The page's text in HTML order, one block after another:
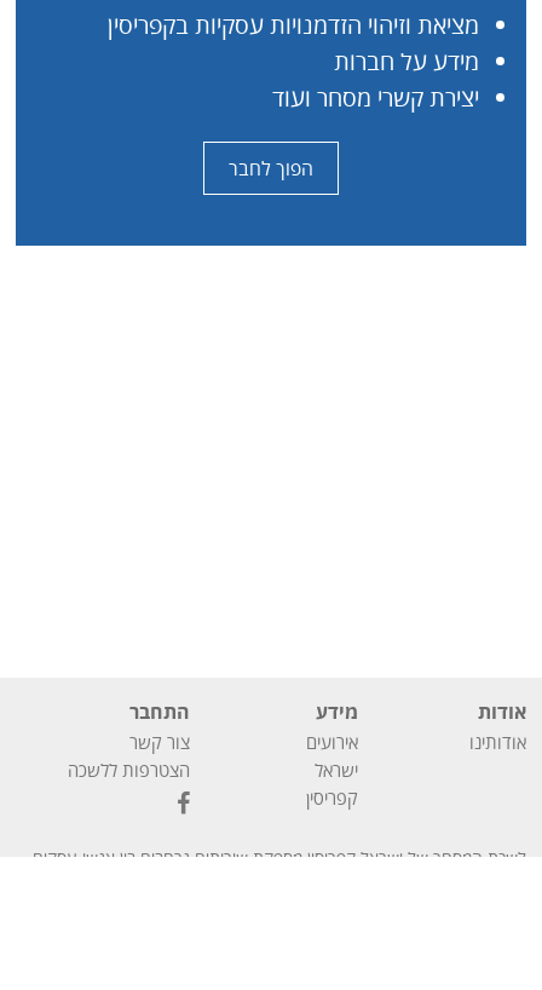
מציאת וזיהוי הזדמנויות עסקיות בקפריסין
מידע על חברות
יצירת קשרי מסחר ועוד
הפוך לחבר
אודות
אודותינו
מידע
אירועים
ישראל
קפריסין
התחבר
צור קשר
הצטרפות ללשכה
לשכת המסחר של ישראל קפריסין מספקת שירותים נרחבים בין אנשי עסקים